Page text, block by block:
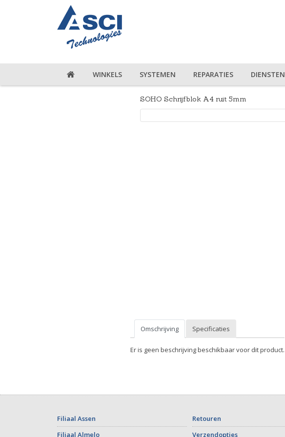
WINKELS SYSTEMEN REPARATIES DIENSTEN
SOHO Schrijfblok A4 ruit 5mm
Omschrijving Specificaties
Er is geen beschrijving beschikbaar voor dit product.
Filiaal Assen
Filiaal Almelo
Retouren
Verzendopties